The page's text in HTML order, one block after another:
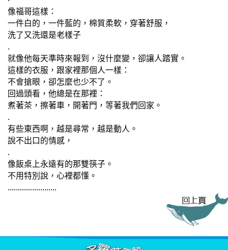
像福哥這樣：
一件白的，一件藍的，棉質柔軟，穿著舒服，
洗了又洗還是老樣子
.
就像他每天準時來報到，沒什麼變，卻讓人踏實。
這樣的衣服，跟家裡那個人一樣：
不會搶眼，卻怎麼也少不了。
回過頭看，他總是在那裡：
煮著茶，擦著車，開著門，等著我們回家。
.
有些東西啊，越是尋常，越是動人。
說不出口的情感，
.
像飯桌上永遠有的那雙筷子。
不用特別說，心裡都懂。
........................